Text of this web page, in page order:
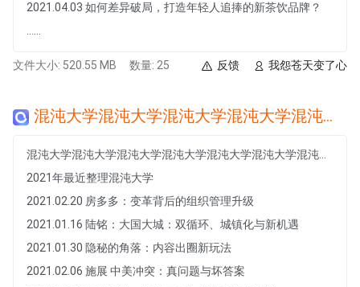
2021.04.03 如何差异破局，打造年轻人追捧的新茶饮品牌？
文件大小: 520.55 MB 数量: 25 我怨苍天变了心
反馈
混沌大学混沌大学混沌大学混沌大学混沌大学混沌大学混沌大学混沌大学混沌大学混沌大学混沌大学混沌大学
2021年最近整理混沌大学
2021.02.20 房多多：变革背后的组织管理升级
2021.01.16 陆铭：大国大城：双循环、城镇化与新机遇
2021.01.30 隐秘的角落：内容出圈新玩法
2021.02.06 施展 中美冲突：真问题与坏答案